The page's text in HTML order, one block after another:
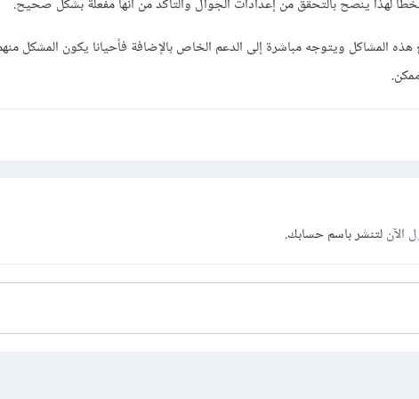
لهذا ينصح بالتحقق من إعدادات الجوال والتأكد من أنها مفعلة بشكل صحيح.
المشاكل ويتوجه مباشرة إلى الدعم الخاص بالإضافة فأحيانا يكون المشكل
الآنلتنشر باسم حسابك.